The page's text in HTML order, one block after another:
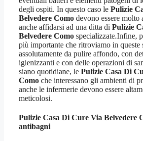
degli ospiti. In questo caso le Pulizie
Belvedere Como devono essere molto
anche affidarsi ad una ditta di Pulizie
Belvedere Como specializzate.Infine,
più importante che ritroviamo in queste
assolutamente da pulire affondo, con
igienizzanti e con delle operazioni di
siano quotidiane, le Pulizie Casa Di
Como che interessano gli ambienti di
anche le infermerie devono essere
meticolosi.
Pulizie Casa Di Cure Via Belvedere
antibagni